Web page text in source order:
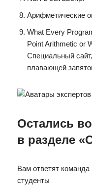
Арифметические
What Every
Point Arithmetic or
Специальный
плавающей
Остались
в разделе
Вам ответят
студенты